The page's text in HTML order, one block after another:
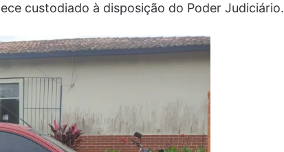
custodiado à disposição do Poder Judiciário.